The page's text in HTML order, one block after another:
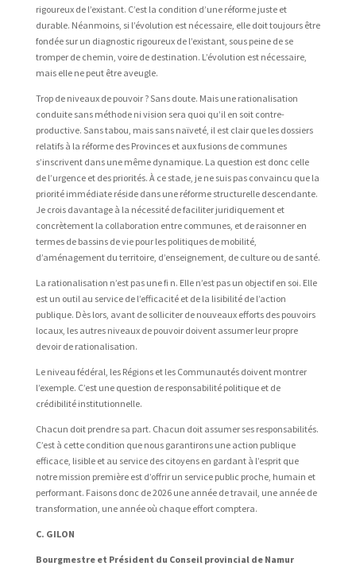
rigoureux de l’existant. C’est la condition d’une réforme juste et
durable. Néanmoins, si l’évolution est nécessaire, elle doit toujours être
fondée sur un diagnostic rigoureux de l’existant, sous peine de se
tromper de chemin, voire de destination. L’évolution est nécessaire,
mais elle ne peut être aveugle.
Trop de niveaux de pouvoir ? Sans doute. Mais une rationalisation
conduite sans méthode ni vision sera quoi qu’il en soit contre-
productive. Sans tabou, mais sans naïveté, il est clair que les dossiers
relatifs à la réforme des Provinces et aux fusions de communes
s’inscrivent dans une même dynamique. La question est donc celle
de l’urgence et des priorités. À ce stade, je ne suis pas convaincu que la
priorité immédiate réside dans une réforme structurelle descendante.
Je crois davantage à la nécessité de faciliter juridiquement et
concrètement la collaboration entre communes, et de raisonner en
termes de bassins de vie pour les politiques de mobilité,
d’aménagement du territoire, d’enseignement, de culture ou de santé.
La rationalisation n’est pas une fi n. Elle n’est pas un objectif en soi. Elle
est un outil au service de l’efficacité et de la lisibilité de l’action
publique. Dès lors, avant de solliciter de nouveaux efforts des pouvoirs
locaux, les autres niveaux de pouvoir doivent assumer leur propre
devoir de rationalisation.
Le niveau fédéral, les Régions et les Communautés doivent montrer
l’exemple. C’est une question de responsabilité politique et de
crédibilité institutionnelle.
Chacun doit prendre sa part. Chacun doit assumer ses responsabilités.
C’est à cette condition que nous garantirons une action publique
efficace, lisible et au service des citoyens en gardant à l’esprit que
notre mission première est d’offrir un service public proche, humain et
performant. Faisons donc de 2026 une année de travail, une année de
transformation, une année où chaque effort comptera.
C. GILON
Bourgmestre et Président du Conseil provincial de Namur